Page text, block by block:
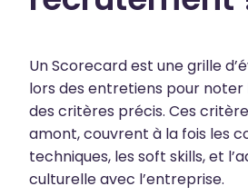
Un Scorecard est une grille
lors des entretiens pour noter
des critères précis. Ces
amont, couvrent à la fois les
techniques, les soft skills, et
culturelle avec l’entreprise.